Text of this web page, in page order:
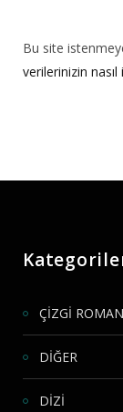
Bu site
verilerinizin
ÇİZGİ ROMAN
DİĞER
DİZİ